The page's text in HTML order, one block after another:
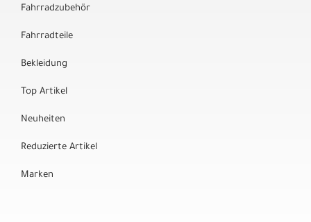
Fahrradzubehör
Fahrradteile
Bekleidung
Top Artikel
Neuheiten
Reduzierte Artikel
Marken